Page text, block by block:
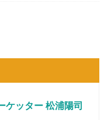
ケッター 松浦陽司